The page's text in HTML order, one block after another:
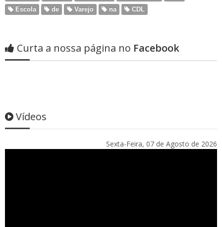
Escola
de Varejo na CDL
Curta a nossa página no Facebook
Vídeos
Sexta-Feira, 07 de Agosto de 2026